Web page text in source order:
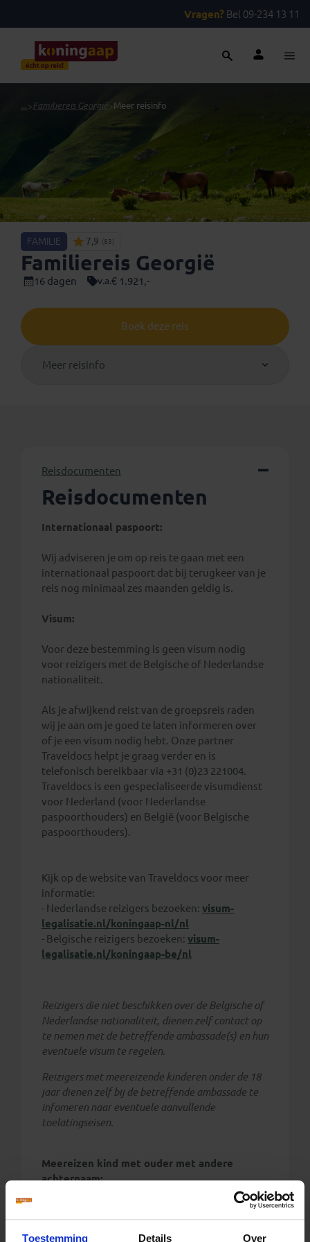
Toestemming Details Over
Vragen? Bel 09-234 13 11
...> Familiereis Georgië >Meer reisinfo
FAMILIE 7,9 (83)
Familiereis Georgië
16 dagen v.a.€ 1.921,-
Boek deze reis
Meer reisinfo
Reisdocumenten
Reisdocumenten
Internationaal paspoort:
Wij adviseren je om op reis te gaan met een
internationaal paspoort dat bij terugkeer van je
reis nog minimaal zes maanden geldig is.
Visum:
Voor deze bestemming is geen visum nodig
voor reizigers met de Belgische of Nederlandse
nationaliteit.
Als je afwijkend reist van de groepsreis raden
wij je aan om je goed te laten informeren over
of je een visum nodig hebt. Onze partner
Traveldocs helpt je graag verder en is
telefonisch bereikbaar via +31 (0)23 221004.
Traveldocs is een gespecialiseerde visumdienst
voor Nederland (voor Nederlandse
paspoorthouders) en België (voor Belgische
paspoorthouders).
Kijk op de website van Traveldocs voor meer
informatie:
- Nederlandse reizigers bezoeken: visum-
legalisatie.nl/koningaap-nl/nl
- Belgische reizigers bezoeken: visum-
legalisatie.nl/koningaap-be/nl
Reizigers die niet beschikken over de Belgische of
Nederlandse nationaliteit, dienen zelf contact op
te nemen met de betreffende ambassade(s) en hun
eventuele visum te regelen.
Reizigers met meereizende kinderen onder de 18
jaar dienen zelf bij de betreffende ambassade te
infomeren naar eventuele aanvullende
toelatingseisen.
Meereizen kind met ouder met andere
achternaam:
Wanneer een kind meereist met een ouder met
worden of er daadwerkelijk een ouder-